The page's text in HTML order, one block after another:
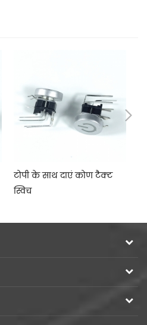
टोपी के साथ दाएं कोण टैक्ट
स्विच